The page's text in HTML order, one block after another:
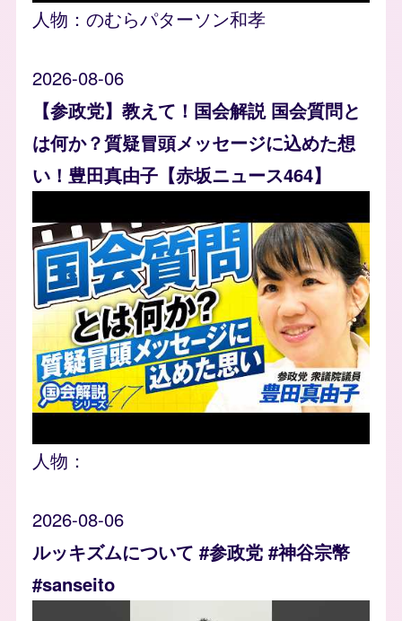
人物： のむらパターソン和孝
2026-08-06
【参政党】教えて！国会解説 国会質問と
は何か？質疑冒頭メッセージに込めた想
い！豊田真由子【赤坂ニュース464】
人物：
2026-08-06
ルッキズムについて #参政党 #神谷宗幣
#sanseito